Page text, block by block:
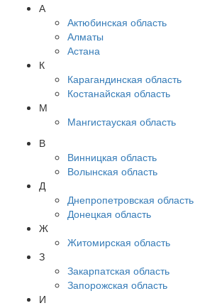
А
Актюбинская область
Алматы
Астана
К
Карагандинская область
Костанайская область
М
Мангистауская область
В
Винницкая область
Волынская область
Д
Днепропетровская область
Донецкая область
Ж
Житомирская область
З
Закарпатская область
Запорожская область
И